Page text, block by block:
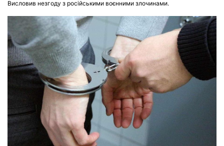
Висловив незгоду з російськими воєнними злочинами.